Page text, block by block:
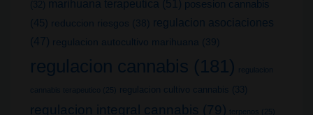
(32)
marihuana terapeutica (51) posesion cannabis
(45) reduccion riesgos (38)
regulacion asociaciones
(47) regulacion autocultivo marihuana (39)
regulacion cannabis (181) regulacion
cannabis terapeutico (25) regulacion cultivo cannabis (33)
regulacion integral cannabis (79) terpenos (25)